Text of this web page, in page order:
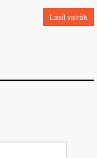
Lasīt vairāk